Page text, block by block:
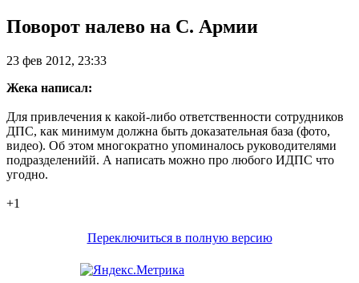
Поворот налево на С. Армии
23 фев 2012, 23:33
Жека написал:
Для привлечения к какой-либо ответственности сотрудников
ДПС, как минимум должна быть доказательная база (фото,
видео). Об этом многократно упоминалось руководителями
подразделенийй. А написать можно про любого ИДПС что
угодно.
+1
Переключиться в полную версию